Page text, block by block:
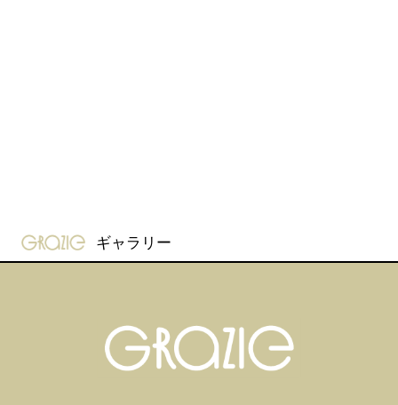
gravure-grazie
ギャラリー